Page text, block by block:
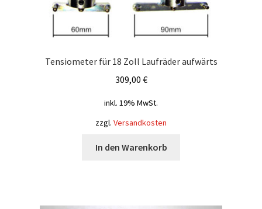
Tensiometer für 18 Zoll Laufräder aufwärts
309,00 €
inkl. 19% MwSt.
zzgl. Versandkosten
In den Warenkorb